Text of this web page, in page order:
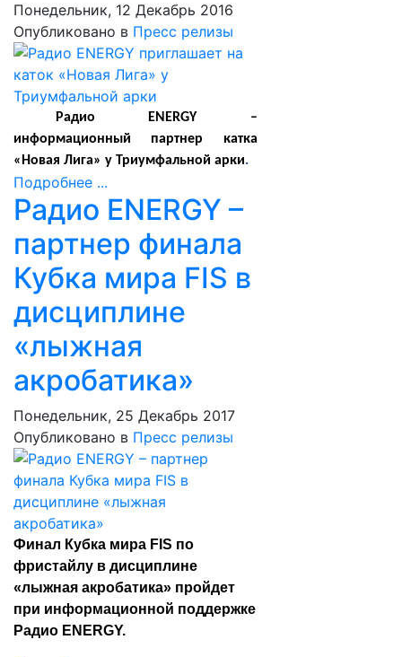
Понедельник, 12 Декабрь 2016
Опубликовано в Пресс релизы
Радио ENERGY –
информационный партнер катка
«Новая Лига» у Триумфальной арки.
Подробнее ...
Радио ENERGY –
партнер финала
Кубка мира FIS в
дисциплине
«лыжная
акробатика»
Понедельник, 25 Декабрь 2017
Опубликовано в Пресс релизы
Финал Кубка мира FIS по
фристайлу в дисциплине
«лыжная акробатика» пройдет
при информационной поддержке
Радио ENERGY.